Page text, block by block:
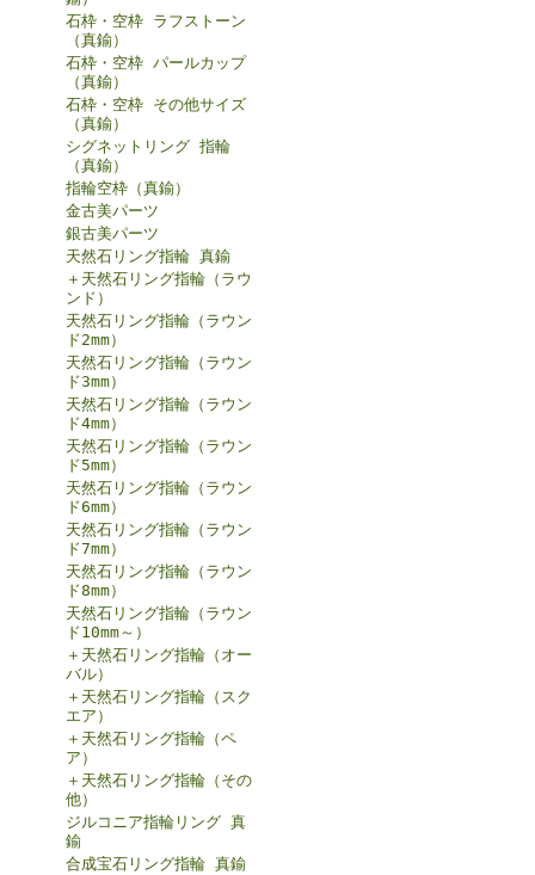
石枠・空枠 ラフストーン
（真鍮）
石枠・空枠 パールカップ
（真鍮）
石枠・空枠 その他サイズ
（真鍮）
シグネットリング 指輪
（真鍮）
指輪空枠（真鍮）
金古美パーツ
銀古美パーツ
天然石リング指輪 真鍮
＋天然石リング指輪（ラウ
ンド）
天然石リング指輪（ラウン
ド2mm）
天然石リング指輪（ラウン
ド3mm）
天然石リング指輪（ラウン
ド4mm）
天然石リング指輪（ラウン
ド5mm）
天然石リング指輪（ラウン
ド6mm）
天然石リング指輪（ラウン
ド7mm）
天然石リング指輪（ラウン
ド8mm）
天然石リング指輪（ラウン
ド10mm～）
＋天然石リング指輪（オー
バル）
＋天然石リング指輪（スク
エア）
＋天然石リング指輪（ペ
ア）
＋天然石リング指輪（その
他）
ジルコニア指輪リング 真
鍮
合成宝石リング指輪 真鍮